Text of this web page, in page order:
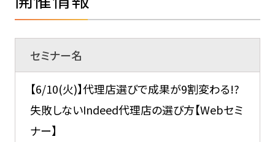
セミナー名
【6/10(火)】代理店選びで成果が9割変わる!?
失敗しないIndeed代理店の選び方【Webセミ
ナー】